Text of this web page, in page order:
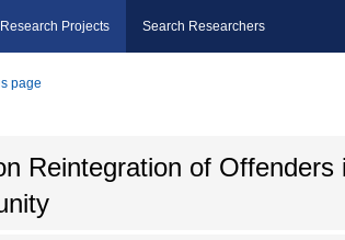
Projects Search Researchers
page
Reintegration of